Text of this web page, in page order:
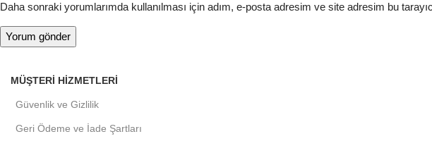
Daha sonraki yorumlarımda kullanılması için adım, e-posta adresim ve site adresim bu
MÜŞTERI HIZMETLERI
Güvenlik ve Gizlilik
Geri Ödeme ve İade Şartları